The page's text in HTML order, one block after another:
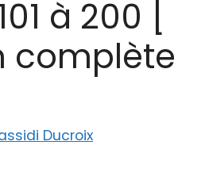
à 200 [
complète
Ducroix